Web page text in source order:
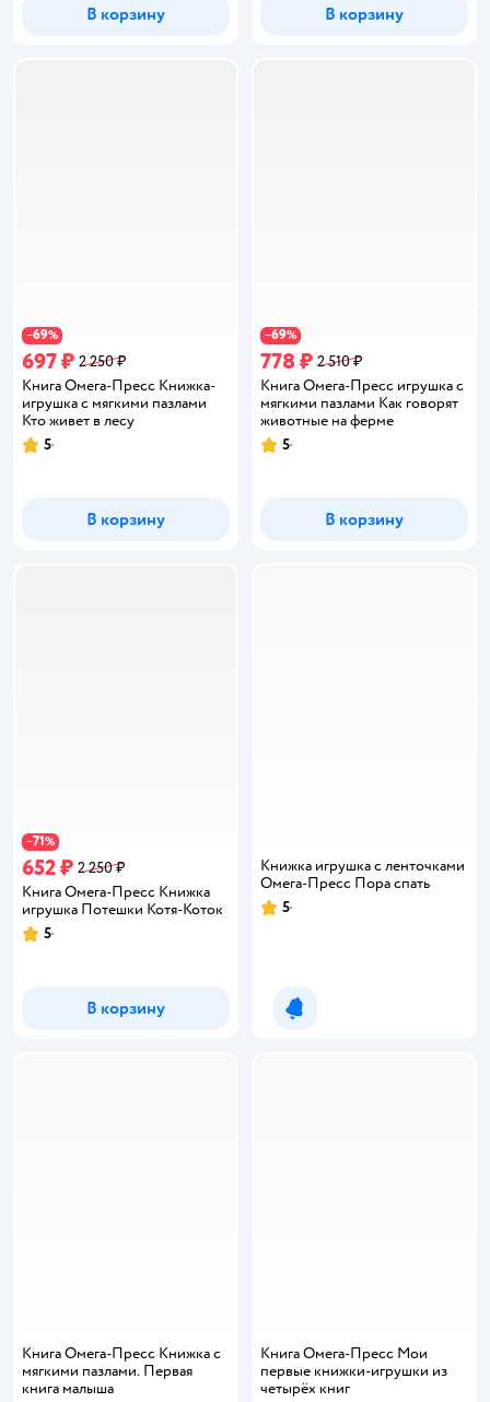
В корзину В корзину
−69%
697 ₽ 2 250 ₽
Книга Омега-Пресс Книжка-
игрушка с мягкими пазлами
Кто живет в лесу
Рейтинг:
5
В корзину
−69%
778 ₽ 2 510 ₽
Книга Омега-Пресс игрушка с
мягкими пазлами Как говорят
животные на ферме
Рейтинг:
5
В корзину
−71%
652 ₽ 2 250 ₽
Книга Омега-Пресс Книжка
игрушка Потешки Котя-Коток
Рейтинг:
5
В корзину
Книжка игрушка с ленточками
Омега-Пресс Пора спать
Рейтинг:
5
Уведомить о появлении
Книга Омега-Пресс Книжка с
мягкими пазлами. Первая
книга малыша
Книга Омега-Пресс Мои
первые книжки-игрушки из
четырёх книг